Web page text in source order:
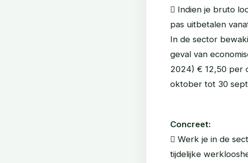
 Indien je bruto
pas uitbetalen
In de sector
geval van
2024) € 12,50 per
oktober tot 30
Concreet:
 Werk je in de
tijdelijke